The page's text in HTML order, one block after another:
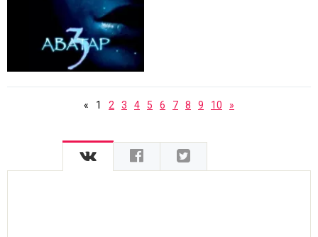
« 1 2 3 4 5 6 7 8 9 10 »